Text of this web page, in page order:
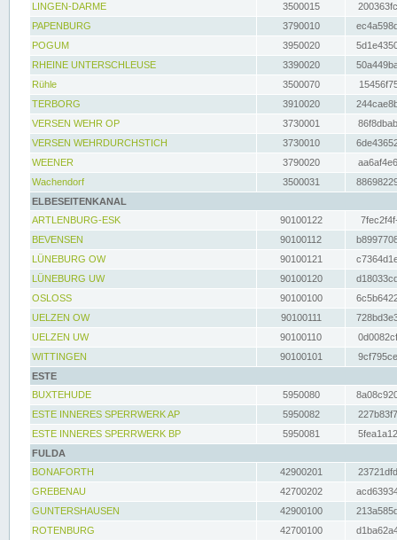
LINGEN-DARME
3500015
PAPENBURG
3790010
POGUM
3950020
RHEINE UNTERSCHLEUSE
3390020
Rühle
3500070
TERBORG
3910020
VERSEN WEHR OP
3730001
VERSEN WEHRDURCHSTICH
3730010
WEENER
3790020
Wachendorf
3500031
ELBESEITENKANAL
ARTLENBURG-ESK
90100122
BEVENSEN
90100112
LÜNEBURG OW
90100121
LÜNEBURG UW
90100120
OSLOSS
90100100
UELZEN OW
90100111
UELZEN UW
90100110
WITTINGEN
90100101
ESTE
BUXTEHUDE
5950080
ESTE INNERES SPERRWERK AP
5950082
ESTE INNERES SPERRWERK BP
5950081
FULDA
BONAFORTH
42900201
GREBENAU
42700202
GUNTERSHAUSEN
42900100
ROTENBURG
42700100